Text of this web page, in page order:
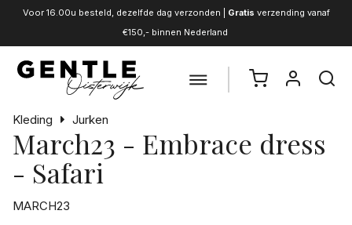
Voor 16.00u besteld, dezelfde dag verzonden | Gratis verzending vanaf
€150,- binnen Nederland
Kleding Jurken
March23 - Embrace dress
- Safari
MARCH23